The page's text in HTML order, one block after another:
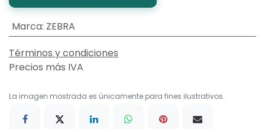
Marca: ZEBRA
Términos y condiciones
Precios más IVA
La imagen mostrada es únicamente para fines ilustrativos.